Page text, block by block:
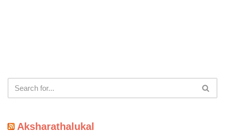
Aksharathalukal